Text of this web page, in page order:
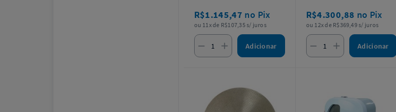
R$1.145,47 no Pix
ou 11x de R$107,35 s/ juros
Adicionar
R$4.300,88 no Pix
ou 12x de R$369,49 s/ juros
Adicionar